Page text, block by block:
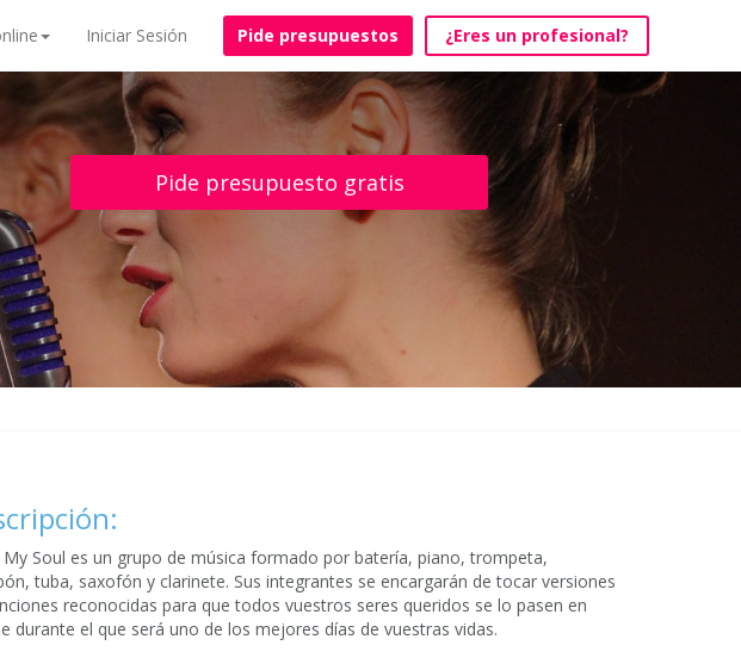
Iniciar Sesión Pide presupuestos ¿Eres un profesional?
Pide presupuesto gratis
My Soul es un grupo de música formado por batería, piano, trompeta,
tuba, saxofón y clarinete. Sus integrantes se encargarán de tocar versiones
reconocidas para que todos vuestros seres queridos se lo pasen en
durante el que será uno de los mejores días de vuestras vidas.